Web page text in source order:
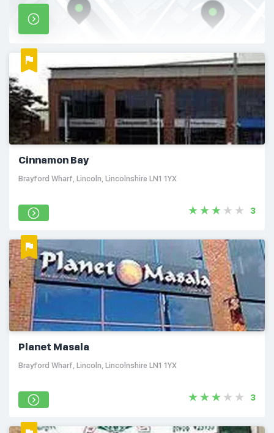
Cinnamon Bay
Brayford Wharf, Lincoln, Lincolnshire LN1 1YX
3
Planet Masala
Brayford Wharf, Lincoln, Lincolnshire LN1 1YX
3